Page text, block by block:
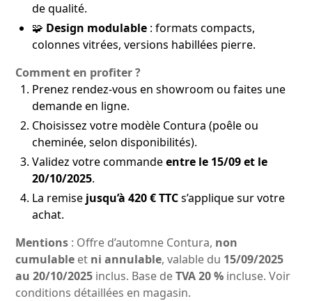
de qualité.
🧩 Design modulable : formats compacts,
colonnes vitrées, versions habillées pierre.
Comment en profiter ?
Prenez rendez-vous en showroom ou faites une
demande en ligne.
Choisissez votre modèle Contura (poêle ou
cheminée, selon disponibilités).
Validez votre commandeentre le 15/09 et le
20/10/2025.
La remise jusqu’à 420 € TTCs’applique sur votre
achat.
Mentions : Offre d’automne Contura, non
cumulable et ni annulable, valable du 15/09/2025
au 20/10/2025 inclus. Base deTVA 20 % incluse. Voir
conditions détaillées en magasin.